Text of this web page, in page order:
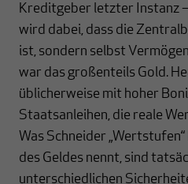
Kreditgeber letzter Instanz
wird dabei, dass die
ist, sondern selbst
war das großenteils Gold.
üblicherweise mit hoher
Staatsanleihen, die reale
Was Schneider
des Geldes nennt, sind
unterschiedlichen